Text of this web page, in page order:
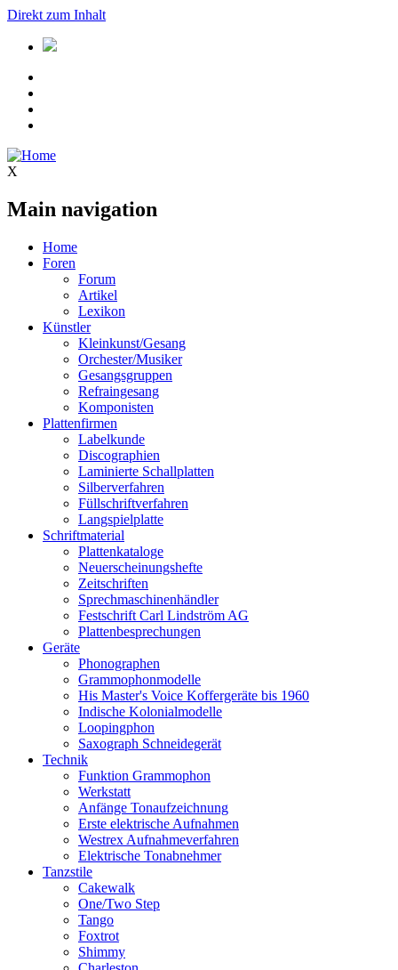
Direkt zum Inhalt
X
Main navigation
Home
Foren
Forum
Artikel
Lexikon
Künstler
Kleinkunst/Gesang
Orchester/Musiker
Gesangsgruppen
Refraingesang
Komponisten
Plattenfirmen
Labelkunde
Discographien
Laminierte Schallplatten
Silberverfahren
Füllschriftverfahren
Langspielplatte
Schriftmaterial
Plattenkataloge
Neuerscheinungshefte
Zeitschriften
Sprechmaschinenhändler
Festschrift Carl Lindström AG
Plattenbesprechungen
Geräte
Phonographen
Grammophonmodelle
His Master's Voice Koffergeräte bis 1960
Indische Kolonialmodelle
Loopingphon
Saxograph Schneidegerät
Technik
Funktion Grammophon
Werkstatt
Anfänge Tonaufzeichnung
Erste elektrische Aufnahmen
Westrex Aufnahmeverfahren
Elektrische Tonabnehmer
Tanzstile
Cakewalk
One/Two Step
Tango
Foxtrot
Shimmy